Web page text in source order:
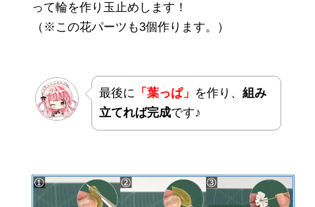
って輪を作り玉止めします！
（※この花パーツも3個作ります。）
最後に 「葉っぱ」 を作り、 組み
立てれば完成です♪